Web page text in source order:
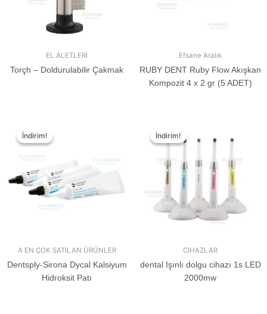
EL ALETLERİ
Torçh – Doldurulabilir Çakmak
Efsane Aralık
RUBY DENT Ruby Flow Akışkan
Kompozit 4 x 2 gr (5 ADET)
İndirim!
İndirim!
A EN ÇOK SATILAN ÜRÜNLER
Dentsply-Sirona Dycal Kalsiyum
Hidroksit Patı
İndirim!
İndirim!
CIHAZLAR
dental Işınlı dolgu cihazı 1s LED
2000mw